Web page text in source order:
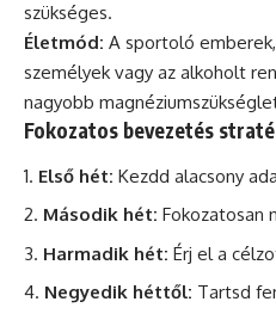
szükséges.
Életmód: A sportoló
személyek vagy az alkoholt
nagyobb
Fokozatos bevezetés
Első hét: Kezdd alacsony
Második hét: Fokozatosan
Harmadik hét: Érj el a
Negyedik héttől: Tartsd